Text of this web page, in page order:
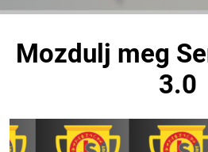
Mozdulj meg
3.0